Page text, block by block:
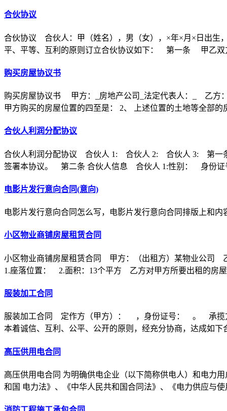
合伙协议
合伙协议 合伙人：甲（姓名），男（女），×年×月×日出
平、平等、互利的原则订立合伙协议如下： 第一条 甲乙双
购买房屋协议书
购买房屋协议书 甲方：_房地产公司_法定代表人：_ 乙方
甲方购买的房屋位置的四至是： 2、 上述位置的土地等全部的
合伙人利润分配协议
合伙人利润分配协议 合伙人 1: 合伙人 2: 合伙人 3: 第一条
签署本协议。 第二条 合伙人信息 合伙人 1:性别： 身份
电影片发行意向合同(意向)
电影片发行意向合同怎么写，电影片发行意向合同排版上和
小区物业商铺房屋租赁合同
小区物业商铺房屋租赁合同 甲方：（出租方）某物业公司
1.座落位置： 2.面积：13个平方 乙方对甲方所要出租的房
服装加工合同
服装加工合同 定作方（甲方）： ，身份证号： 。 承揽
本着诚信、互利、公平、公开的原则，经充分协商，达成如下
高压供用电合同
高压供用电合同 为明确供电企业（以下简称供电人）和电力
和国 电力法》、《中华人民共和国合同法》、《电力供应与